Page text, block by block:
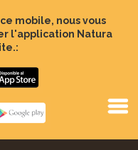
mobile, nous vous
l'application Natura